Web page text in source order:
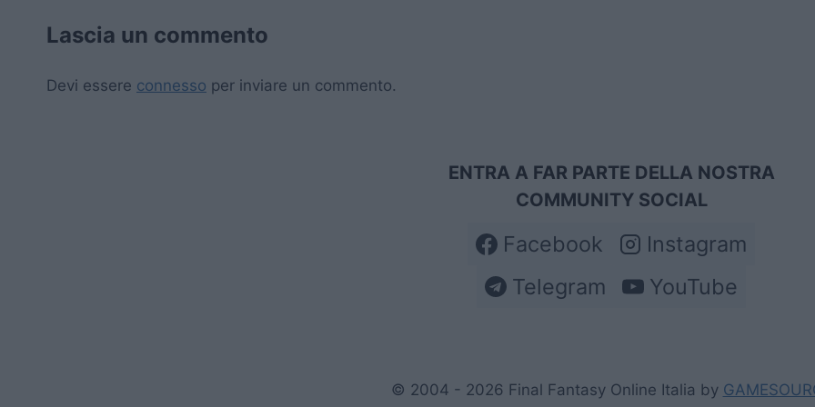
Lascia un commento
Devi essere connesso per inviare un commento.
ENTRA A FAR PARTE DELLA NOSTRA
COMMUNITY SOCIAL
Facebook
Instagram
Telegram
YouTube
© 2004 - 2026 Final Fantasy Online Italia by